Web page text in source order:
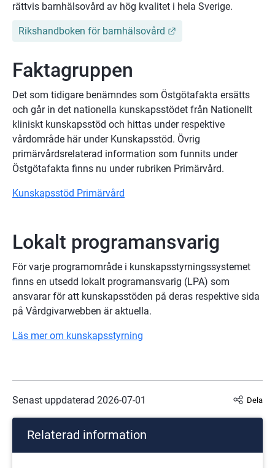
rättvis barnhälsovård av hög kvalitet i hela Sverige.
Rikshandboken för barnhälsovård
Faktagruppen
Det som tidigare benämndes som Östgötafakta ersätts
och går in det nationella kunskapsstödet från Nationellt
kliniskt kunskapsstöd och hittas under respektive
vårdområde här under Kunskapsstöd. Övrig
primärvårdsrelaterad information som funnits under
Östgötafakta finns nu under rubriken Primärvård.
Kunskapsstöd Primärvård
Lokalt programansvarig
För varje programområde i kunskapsstyrningssystemet
finns en utsedd lokalt programansvarig (LPA) som
ansvarar för att kunskapsstöden på deras respektive sida
på Vårdgivarwebben är aktuella.
Läs mer om kunskapsstyrning
Senast uppdaterad 2026-07-01 Dela
Relaterad information